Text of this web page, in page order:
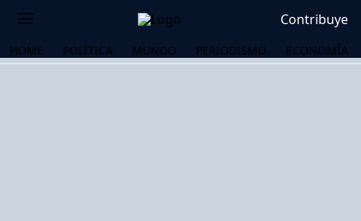
Contribuye
HOME POLÍTICA MUNDO PERIODISMO ECONOMÍA